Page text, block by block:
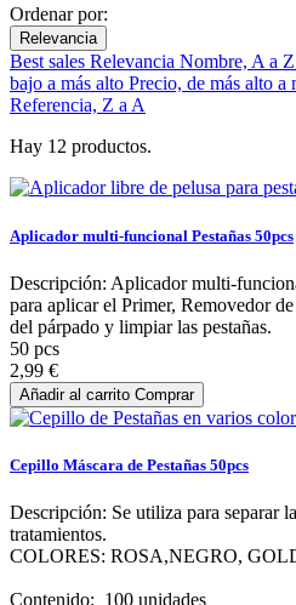
Ordenar por:
Relevancia
Best sales Relevancia Nombre, A a Z
bajo a más alto Precio, de más alto a
Referencia, Z a A
Hay 12 productos.
Aplicador multi-funcional Pestañas 50pcs
Descripción: Aplicador multi-
para aplicar el Primer, Removedor
del párpado y limpiar las pestañas.
50 pcs
2,99 €
Añadir al carrito Comprar
Cepillo Máscara de Pestañas 50pcs
Descripción: Se utiliza para separar
tratamientos.
COLORES: ROSA,NEGRO,
Contenido: 100 unidades